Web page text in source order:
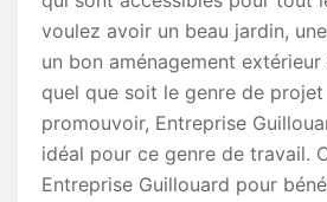
voulez avoir un beau jardin,
un bon aménagement
quel que soit le genre de
promouvoir, Entreprise
idéal pour ce genre de travail.
Entreprise Guillouard pour